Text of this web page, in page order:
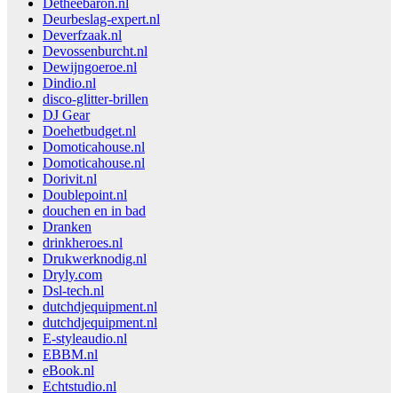
Detheebaron.nl
Deurbeslag-expert.nl
Deverfzaak.nl
Devossenburcht.nl
Dewijngoeroe.nl
Dindio.nl
disco-glitter-brillen
DJ Gear
Doehetbudget.nl
Domoticahouse.nl
Domoticahouse.nl
Dorivit.nl
Doublepoint.nl
douchen en in bad
Dranken
drinkheroes.nl
Drukwerknodig.nl
Dryly.com
Dsl-tech.nl
dutchdjequipment.nl
dutchdjequipment.nl
E-styleaudio.nl
EBBM.nl
eBook.nl
Echtstudio.nl